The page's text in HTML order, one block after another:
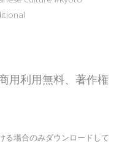
用利用無料、著作権
る場合のみダウンロードして